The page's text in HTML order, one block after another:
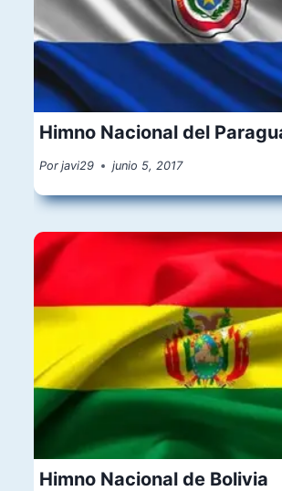
Himno Nacional del
Por javi29 junio 5, 2017
Himno Nacional de Bolivia